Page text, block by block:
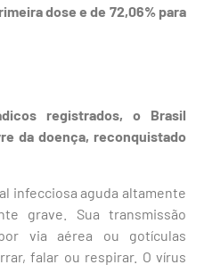
dose e de 72,06% para
registrados, o Brasil
da doença, reconquistado
infecciosa aguda altamente
grave. Sua transmissão
via aérea ou gotículas
falar ou respirar. O vírus